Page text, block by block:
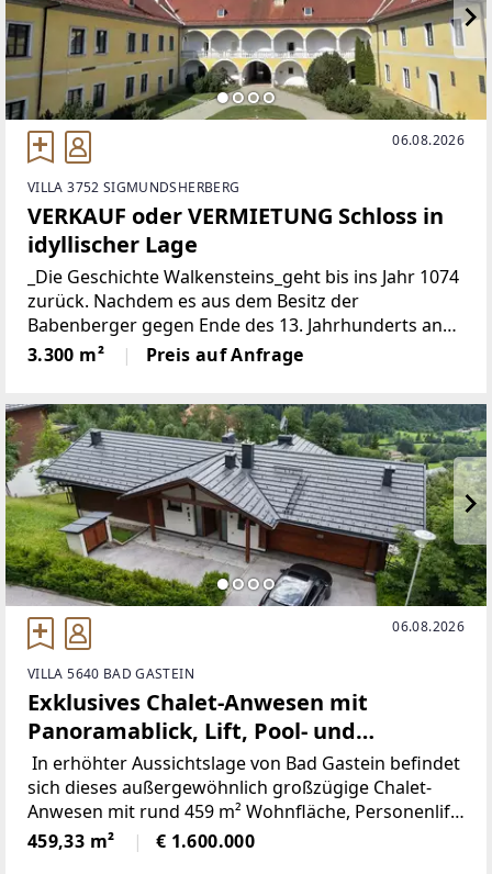
06.08.2026
VILLA 3752 SIGMUNDSHERBERG
VERKAUF oder VERMIETUNG Schloss in
idyllischer Lage
_Die Geschichte Walkensteins_geht bis ins Jahr 1074
zurück. Nachdem es aus dem Besitz der
Babenberger gegen Ende des 13. Jahrhunderts an
die Kuenringer übergegangen ist, ließ Johann
Ehrenreich Freiherr von Sonnau und Reichersberg
zwischen 1660
3.300 m² Preis auf Anfrage
06.08.2026
VILLA 5640 BAD GASTEIN
Exklusives Chalet-Anwesen mit
Panoramablick, Lift, Pool- und
Wellnessbereich in Bad Gastein
In erhöhter Aussichtslage von Bad Gastein befindet
sich dieses außergewöhnlich großzügige Chalet-
Anwesen mit rund 459 m² Wohnfläche, Personenlift,
Indoorpool, Sauna und weitläufigen Balkon- und
Terrassenflächen.Die Liegenschaft wird
459,33 m² € 1.600.000